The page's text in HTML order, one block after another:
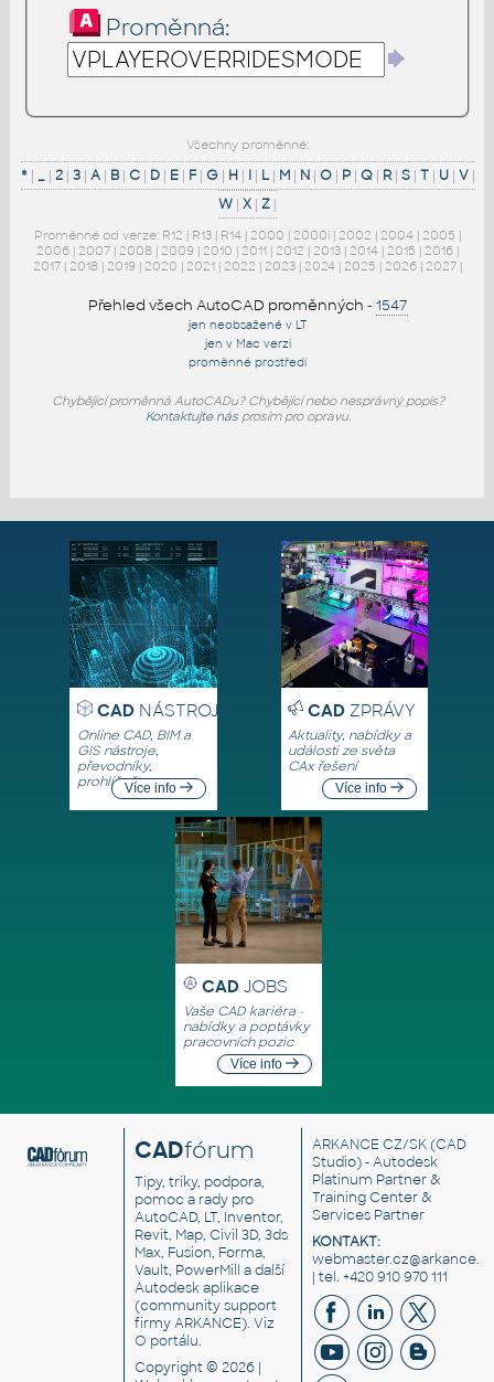
Proměnná:
Všechny proměnné:
*| _| 2| 3| A| B| C| D| E| F| G| H | I| L| M| N| O| P| Q| R| S| T| U| V|
W | X | Z |
Proměnné od verze: R12 | R13 | R14 | 2000 | 2000i | 2002 | 2004 | 2005 |
2006 | 2007 | 2008 | 2009 | 2010 | 2011 | 2012 | 2013 | 2014 | 2015 | 2016 |
2017 | 2018 | 2019 | 2020 | 2021 | 2022 | 2023 | 2024 | 2025 | 2026 | 2027 |
Přehled všech AutoCAD proměnných - 1547
jen neobsažené v LT
jen v Mac verzi
proměnné prostředí
Chybějící proměnná AutoCADu? Chybějící nebo nesprávný popis?
Kontaktujte násprosím pro opravu.
CADNÁSTROJE
Online CAD, BIM a
GIS nástroje,
převodníky,
prohlížečeVíce info
CADZPRÁVY
Aktuality, nabídky a
události ze světa
CAx řešení
Více info
CAD JOBS
Vaše CAD kariéra -
nabídky a poptávky
pracovních pozic
Více info
CADfórum
Tipy, triky, podpora,
pomoc a rady pro
AutoCAD, LT, Inventor,
Revit, Map, Civil 3D, 3ds
Max, Fusion, Forma,
Vault, PowerMill a další
Autodesk aplikace
(community support
firmy ARKANCE). Viz
O portálu.
Copyright © 2026 |
ARKANCE CZ/SK(CAD
Studio) - Autodesk
Platinum Partner &
Training Center &
Services Partner
KONTAKT:
| tel. +420 910 970 111